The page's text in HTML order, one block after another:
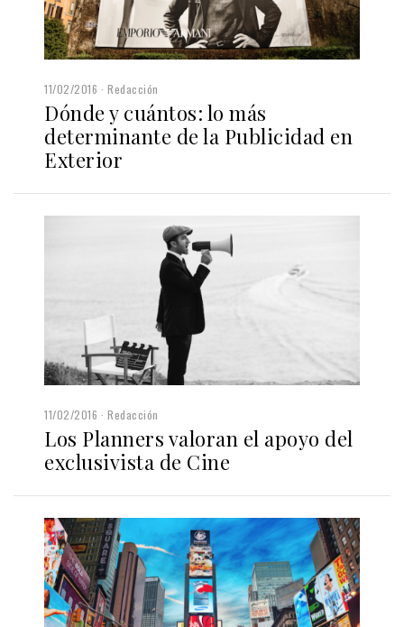
11/02/2016 Redacción
Dónde y cuántos: lo más
determinante de la Publicidad en
Exterior
11/02/2016 Redacción
Los Planners valoran el apoyo del
exclusivista de Cine